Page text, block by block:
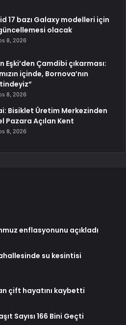
17 bazı Galaxy modelleri için
olacak
8, 2026
Eşki’den Çamdibi çıkarması:
içinde, Bornova’nın
8, 2026
Bisiklet Üretim Merkezinden
Pazara Açılan Kent
8, 2026
enflasyonunu açıkladı
su kesintisi
çift hayatını kaybetti
Sayısı 166 Bini Geçti